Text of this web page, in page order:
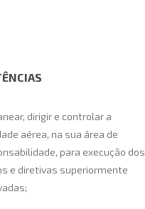
dirigir e controlar a
aérea, na sua área de
para execução dos
e diretivas superiormente